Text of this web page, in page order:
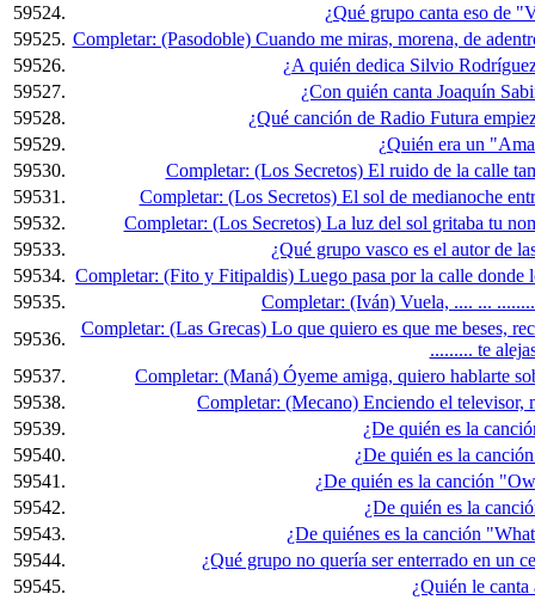
59524.
¿Qué grupo canta eso de
59525. Completar: (Pasodoble) Cuando me miras, morena, de
59526.
¿A quién dedica Silvio
59527.
¿Con quién canta Joaquín
59528.
¿Qué canción de Radio Futura
59529.
¿Quién era un
59530.
Completar: (Los Secretos) El ruido de la calle
59531.
Completar: (Los Secretos) El sol de medianoche
59532.
Completar: (Los Secretos) La luz del sol gritaba tu
59533.
¿Qué grupo vasco es el autor de
59534. Completar: (Fito y Fitipaldis) Luego pasa por la calle donde
59535.
Completar: (Iván) Vuela, .... ...
59536.
Completar: (Las Grecas) Lo que quiero es que me beses,
......... te
59537.
Completar: (Maná) Óyeme amiga, quiero hablarte
59538.
Completar: (Mecano) Enciendo el televisor,
59539.
¿De quién es la
59540.
¿De quién es la
59541.
¿De quién es la canción
59542.
¿De quién es la
59543.
¿De quiénes es la canción
59544.
¿Qué grupo no quería ser enterrado en un
59545.
¿Quién le